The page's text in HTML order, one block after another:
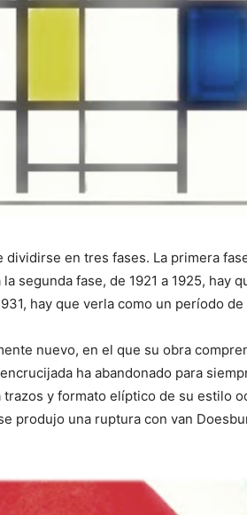
en tres fases. La primera
segunda fase, de 1921 a 1925, hay
hay que verla como un período
nuevo, en el que su obra
ha abandonado para
y formato elíptico de su estilo
produjo una ruptura con van